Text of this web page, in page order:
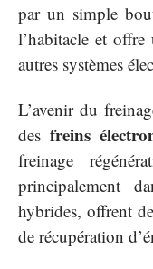
par un simple
l’habitacle et
autres systèmes
L’avenir du
des freins
freinage
principalement
hybrides, offrent
de récupération